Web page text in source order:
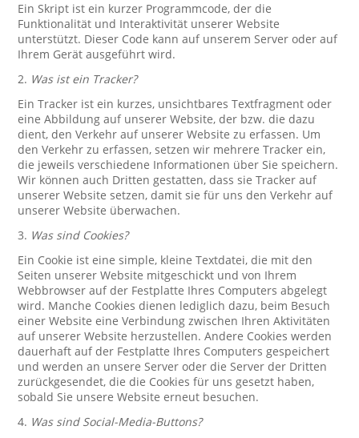
Ein Skript ist ein kurzer Programmcode, der die
Funktionalität und Interaktivität unserer Website
unterstützt. Dieser Code kann auf unserem Server oder auf
Ihrem Gerät ausgeführt wird.
2. Was ist ein Tracker?
Ein Tracker ist ein kurzes, unsichtbares Textfragment oder
eine Abbildung auf unserer Website, der bzw. die dazu
dient, den Verkehr auf unserer Website zu erfassen. Um
den Verkehr zu erfassen, setzen wir mehrere Tracker ein,
die jeweils verschiedene Informationen über Sie speichern.
Wir können auch Dritten gestatten, dass sie Tracker auf
unserer Website setzen, damit sie für uns den Verkehr auf
unserer Website überwachen.
3. Was sind Cookies?
Ein Cookie ist eine simple, kleine Textdatei, die mit den
Seiten unserer Website mitgeschickt und von Ihrem
Webbrowser auf der Festplatte Ihres Computers abgelegt
wird. Manche Cookies dienen lediglich dazu, beim Besuch
einer Website eine Verbindung zwischen Ihren Aktivitäten
auf unserer Website herzustellen. Andere Cookies werden
dauerhaft auf der Festplatte Ihres Computers gespeichert
und werden an unsere Server oder die Server der Dritten
zurückgesendet, die die Cookies für uns gesetzt haben,
sobald Sie unsere Website erneut besuchen.
4. Was sind Social-Media-Buttons?